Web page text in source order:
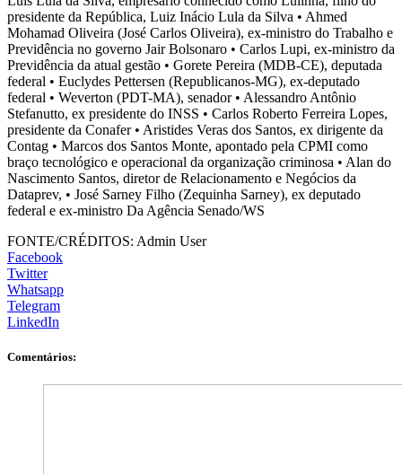
presidente da República, Luiz Inácio Lula da Silva • Ahmed
Mohamad Oliveira (José Carlos Oliveira), ex-ministro do Trabalho e
Previdência no governo Jair Bolsonaro • Carlos Lupi, ex-ministro da
Previdência da atual gestão • Gorete Pereira (MDB-CE), deputada
federal • Euclydes Pettersen (Republicanos-MG), ex-deputado
federal • Weverton (PDT-MA), senador • Alessandro Antônio
Stefanutto, ex presidente do INSS • Carlos Roberto Ferreira Lopes,
presidente da Conafer • Aristides Veras dos Santos, ex dirigente da
Contag • Marcos dos Santos Monte, apontado pela CPMI como
braço tecnológico e operacional da organização criminosa • Alan do
Nascimento Santos, diretor de Relacionamento e Negócios da
Dataprev, • José Sarney Filho (Zequinha Sarney), ex deputado
federal e ex-ministro Da Agência Senado/WS
FONTE/CRÉDITOS: Admin User
Facebook
Twitter
Whatsapp
Telegram
LinkedIn
Comentários: